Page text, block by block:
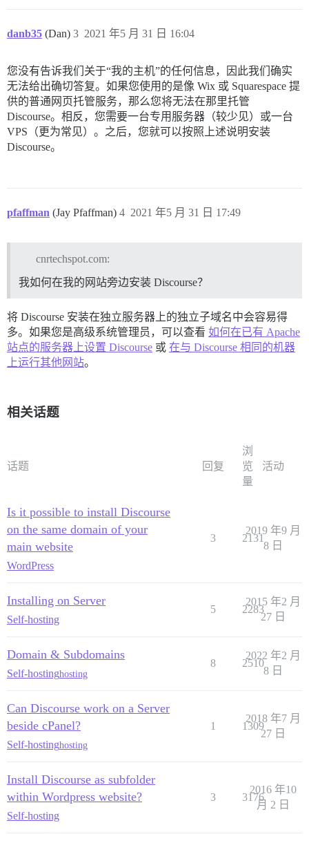
danb35 (Dan) 2021 年5 月 31 日 16:04
3
您没有告诉我们关于“我的主机”的任何信息，因此我们确实
无法给出确切答复。如果您使用的是像 Wix 或 Squarespace 提
供的普通网页托管服务，那么您将无法在那里托管
Discourse。相反，您需要一台专用服务器（较少见）或一台
VPS（更为常见）。之后，您就可以按照上述说明安装
Discourse。
pfaffman (Jay Pfaffman) 2021 年5 月 31 日 17:49
4
cnrtechspot.com:
我如何在我的网站旁边安装 Discourse？
将 Discourse 安装在独立服务器上的独立子域名中会容易得
多。如果您是高级系统管理员，可以查看 如何在已有 Apache
站点的服务器上设置 Discourse 或 在与 Discourse 相同的机器
上运行其他网站。
相关话题
话题 回复
浏
览
量
活动
Is it possible to install Discourse
on the same domain of your
main website
WordPress
3 2131
2019 年9 月
8 日
Installing on Server
Self-hosting
5 2283
2015 年2 月
27 日
Domain & Subdomains
Self-hostinghosting
8 2510
2022 年2 月
8 日
Can Discourse work on a Server
beside cPanel?
Self-hostinghosting
1 1309
2018 年7 月
27 日
Install Discourse as subfolder
within Wordpress website?
Self-hosting
3 3176
2016 年10
月 2 日